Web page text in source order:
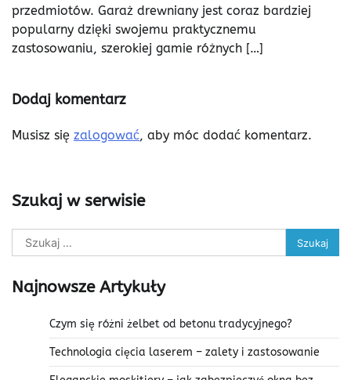
przedmiotów. Garaż drewniany jest coraz bardziej
popularny dzięki swojemu praktycznemu
zastosowaniu, szerokiej gamie różnych […]
Dodaj komentarz
Musisz się zalogować, aby móc dodać komentarz.
Szukaj w serwisie
Szukaj:
Najnowsze Artykuły
Czym się różni żelbet od betonu tradycyjnego?
Technologia cięcia laserem – zalety i zastosowanie